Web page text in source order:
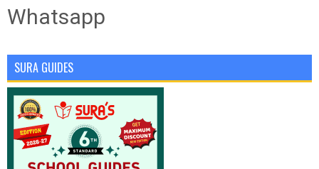
Whatsapp
SURA GUIDES